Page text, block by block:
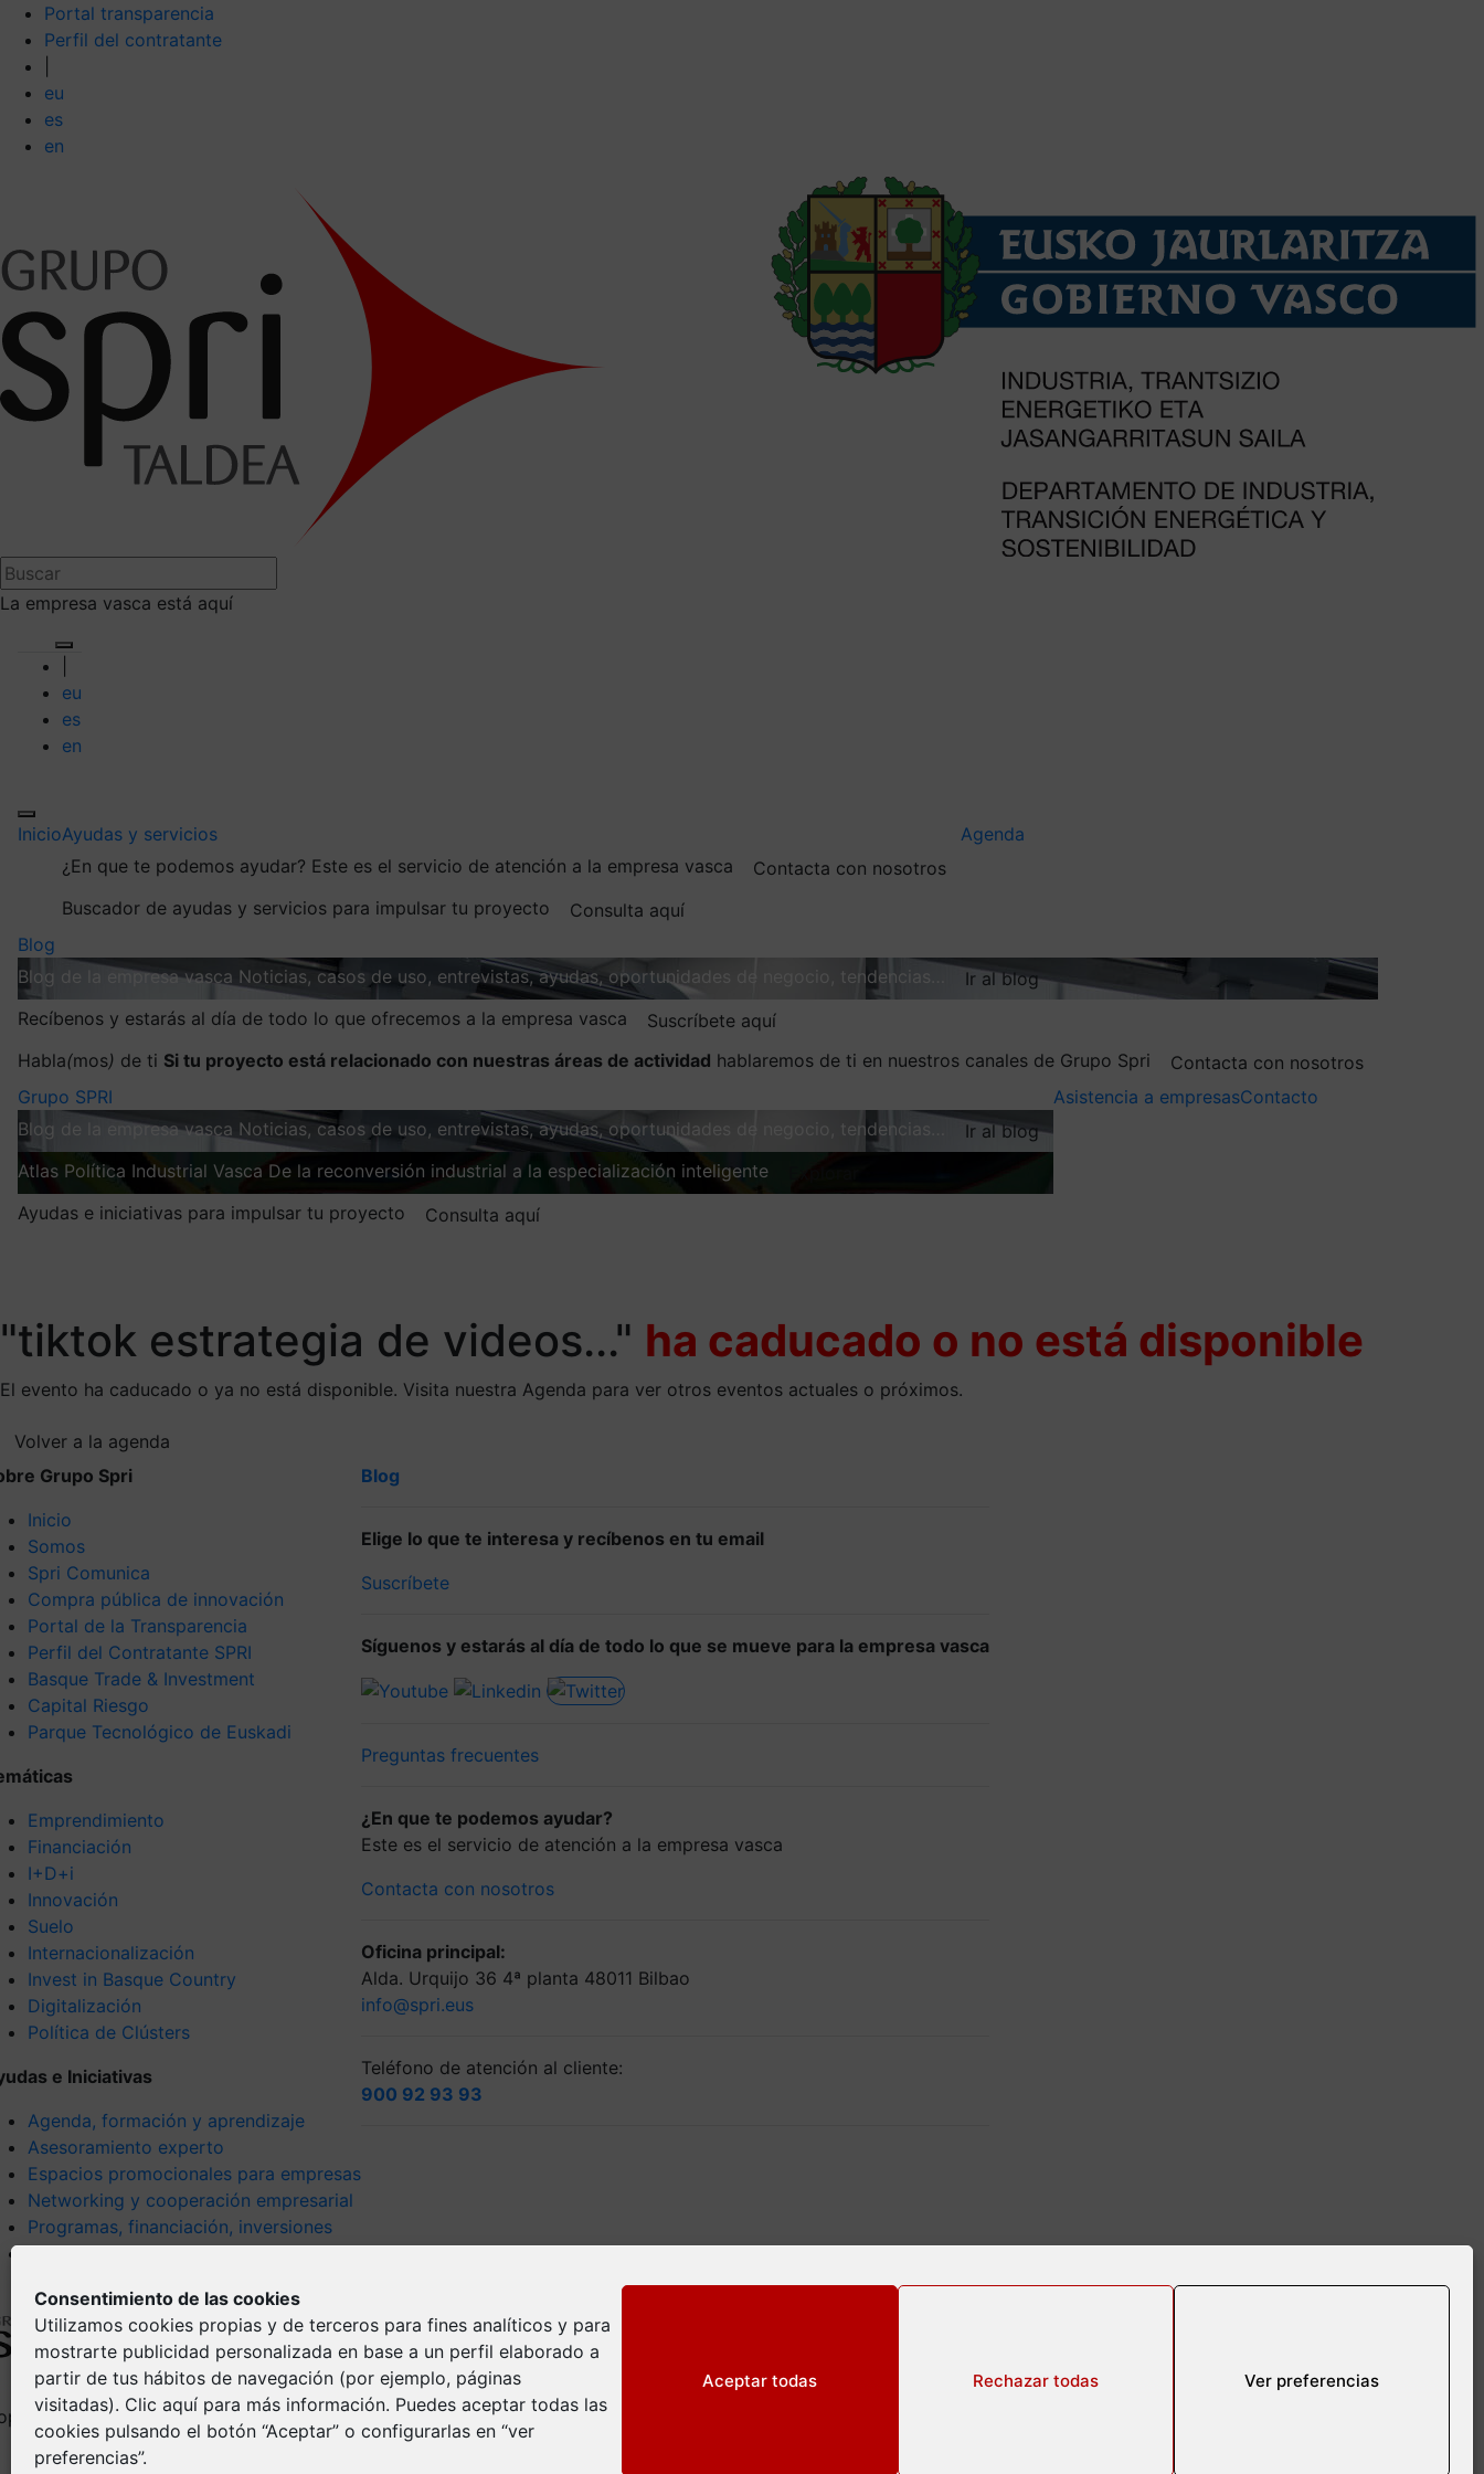
Consentimiento de las cookies
Utilizamos cookies propias y de terceros para fines analíticos y para
mostrarte publicidad personalizada en base a un perfil elaborado a
partir de tus hábitos de navegación (por ejemplo, páginas
visitadas). Clic aquí para más información. Puedes aceptar todas las
cookies pulsando el botón “Aceptar” o configurarlas en “ver
preferencias”.
Aceptar todas Rechazar todas Ver preferencias
Portal transparencia
Perfil del contratante
eu
es
en
La empresa vasca está aquí
eu
es
en
InicioAyudas y servicios
¿En que te podemos ayudar? Este es el servicio de atención a la empresa vasca
Contacta con nosotros
Buscador de ayudas y servicios para impulsar tu proyecto
Consulta aquí
Agenda
Blog
Blog de la empresa vasca Noticias, casos de uso, entrevistas, ayudas, oportunidades de negocio, tendencias…
Ir al blog
Recíbenos y estarás al día de todo lo que ofrecemos a la empresa vasca
Suscríbete aquí
Habla(mos) de ti Si tu proyecto está relacionado con nuestras áreas de actividad hablaremos de ti en nuestros canales de Grupo Spri
Contacta con nosotros
Grupo SPRI
Blog de la empresa vasca Noticias, casos de uso, entrevistas, ayudas, oportunidades de negocio, tendencias…
Ir al blog
Atlas Política Industrial Vasca De la reconversión industrial a la especialización inteligente
Ayudas e iniciativas para impulsar tu proyecto
Consulta aquí
Asistencia a empresasContacto
"tiktok estrategia de videos..." ha caducado o no está disponible
El evento ha caducado o ya no está disponible. Visita nuestra Agenda para ver otros eventos actuales o próximos.
Volver a la agenda
Grupo Spri
Inicio
Somos
Spri Comunica
Compra pública de innovación
Portal de la Transparencia
Perfil del Contratante SPRI
Basque Trade & Investment
Capital Riesgo
Parque Tecnológico de Euskadi
Emprendimiento
Financiación
I+D+i
Innovación
Suelo
Internacionalización
Invest in Basque Country
Digitalización
Política de Clústers
e Iniciativas
Agenda, formación y aprendizaje
Asesoramiento experto
Espacios promocionales para empresas
Networking y cooperación empresarial
Programas, financiación, inversiones
Tendencias y visión estratégica
Blog
Elige lo que te interesa y recíbenos en tu email
Suscríbete
Síguenos y estarás al día de todo lo que se mueve para la empresa vasca
Preguntas frecuentes
¿En que te podemos ayudar?
Este es el servicio de atención a la empresa vasca
Contacta con nosotros
Oficina principal:
Alda. Urquijo 36 4ª planta 48011 Bilbao
info@spri.eus
Teléfono de atención al cliente:
900 92 93 93
© Spri 2026. All right reserved
Aviso Legal
Política de privacidad